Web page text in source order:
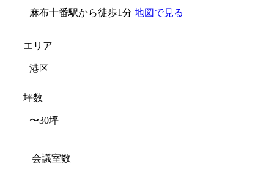
麻布十番駅から徒歩1分 地図で見る
エリア
港区
坪数
〜30坪
会議室数